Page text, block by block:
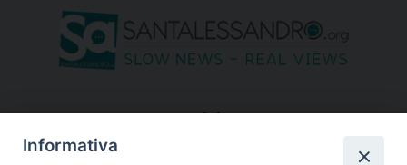
seguici su
Informativa